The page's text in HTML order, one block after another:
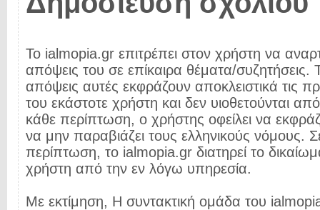
Το ialmopia.gr επιτρέπει στον χρήστη να
απόψεις του σε επίκαιρα θέματα/συζητήσεις.
απόψεις αυτές εκφράζουν αποκλειστικά τις
του εκάστοτε χρήστη και δεν υιοθετούνται
κάθε περίπτωση, ο χρήστης οφείλει να
να μην παραβιάζει τους ελληνικούς νόμους.
περίπτωση, το ialmopia.gr διατηρεί το
χρήστη από την εν λόγω υπηρεσία.
Με εκτίμηση, Η συντακτική ομάδα του